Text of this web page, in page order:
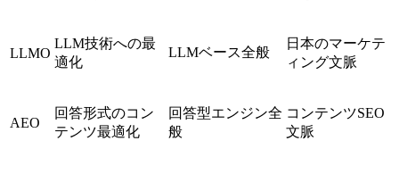
LLMO
LLM技術への最
適化
LLMベース全般
日本のマーケテ
ィング文脈
AEO
回答形式のコン
テンツ最適化
回答型エンジン全
般
コンテンツSEO
文脈